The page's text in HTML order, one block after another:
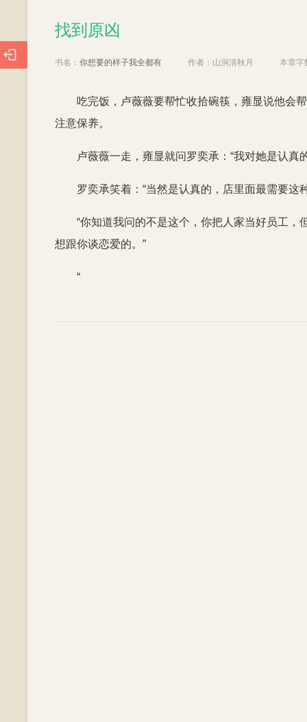
找到原凶
书名： 你想要的样子我全都有 作者： 山涧清秋月 本章字
吃完饭，卢薇薇要帮忙收拾碗筷，雍显说他会
注意保养。
卢薇薇一走，雍显就问罗奕承：“我对她是认真
罗奕承笑着：“当然是认真的，店里面最需要这
“你知道我问的不是这个，你把人家当好员工
想跟你谈恋爱的。”
“
